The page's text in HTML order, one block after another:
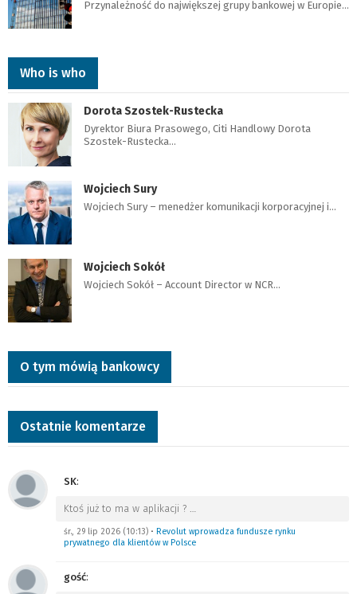
Przynależność do największej grupy bankowej w Europie…
Who is who
Dorota Szostek-Rustecka
Dyrektor Biura Prasowego, Citi Handlowy Dorota
Szostek-Rustecka…
Wojciech Sury
Wojciech Sury – menedżer komunikacji korporacyjnej i…
Wojciech Sokół
Wojciech Sokół – Account Director w NCR…
O tym mówią bankowcy
Ostatnie komentarze
SK:
Ktoś już to ma w aplikacji ? …
śr., 29 lip 2026 (10:13) • Revolut wprowadza fundusze rynku
prywatnego dla klientów w Polsce
gość: